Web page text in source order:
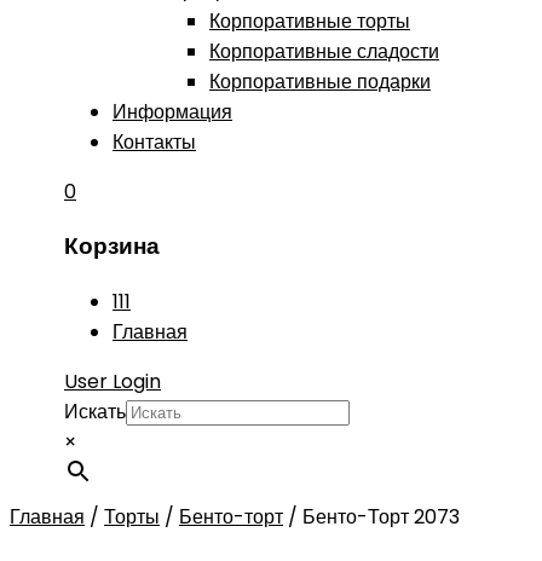
Корпоративные торты
Корпоративные сладости
Корпоративные подарки
Информация
Контакты
0
Корзина
111
Главная
User Login
Искать
×
Главная / Торты / Бенто-торт / Бенто-Торт 2073